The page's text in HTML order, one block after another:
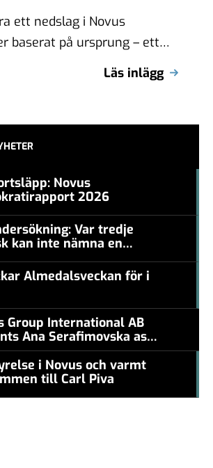
ett nedslag i Novus
baserat på ursprung – ett
Läs inlägg
Novus
2026
Var tredje
kan inte nämna en
Almedalsveckan för i
Group International AB
Ana Serafimovska as
i Novus och varmt
till Carl Piva